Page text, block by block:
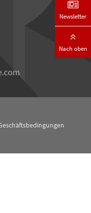
Newsletter
Nach oben